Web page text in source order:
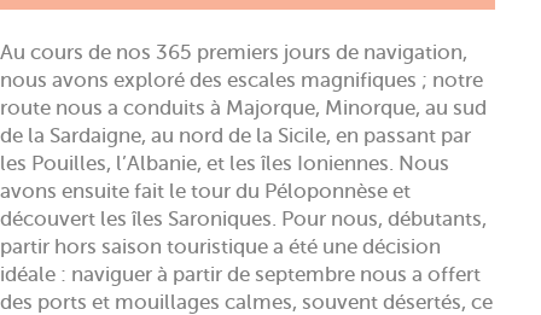
Au cours de nos 365 premiers jours de navigation,
nous avons exploré des escales magnifiques ; notre
route nous a conduits à Majorque, Minorque, au sud
de la Sardaigne, au nord de la Sicile, en passant par
les Pouilles, l’Albanie, et les îles Ioniennes. Nous
avons ensuite fait le tour du Péloponnèse et
découvert les îles Saroniques. Pour nous, débutants,
partir hors saison touristique a été une décision
idéale : naviguer à partir de septembre nous a offert
des ports et mouillages calmes, souvent désertés, ce